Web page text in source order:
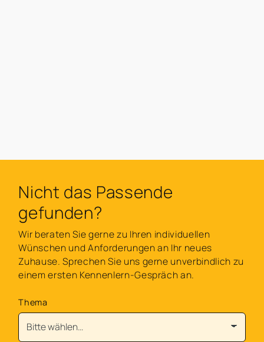
Nicht das Passende
gefunden?
Wir beraten Sie gerne zu Ihren individuellen
Wünschen und Anforderungen an Ihr neues
Zuhause. Sprechen Sie uns gerne unverbindlich zu
einem ersten Kennenlern-Gespräch an.
Thema